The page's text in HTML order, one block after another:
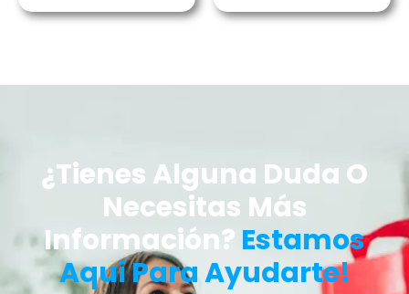
¿Tienes Alguna Duda O
Necesitas Más
Información? Estamos
Aquí Para Ayudarte!